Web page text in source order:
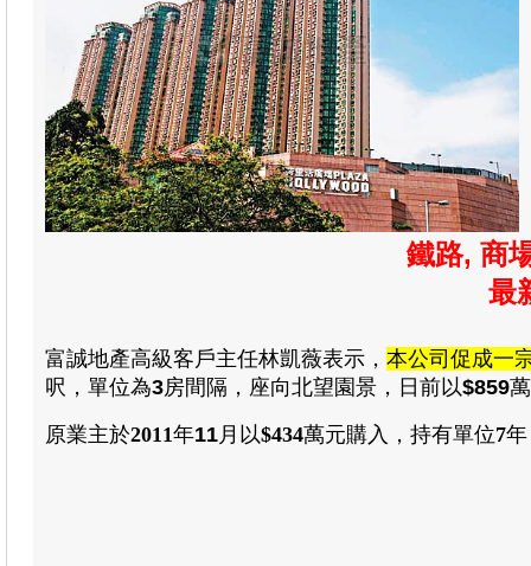
鐵路, 商
最
富誠地產高級客戶主任林凱薇表示， 本公司促成一
呎，單位為3房間隔，座向北望園景 ，日前以$859
原業主於2011年11月以$434萬元購入 ， 持有單位7年